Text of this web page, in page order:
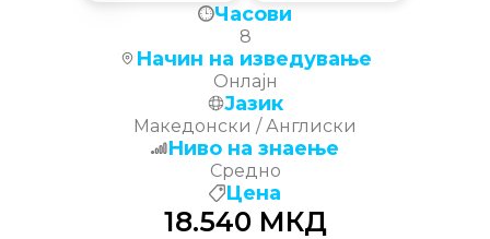
Часови
8
Начин на изведување
Онлајн
Јазик
Македонски / Англиски
Ниво на знаење
Средно
Цена
18.540МКД